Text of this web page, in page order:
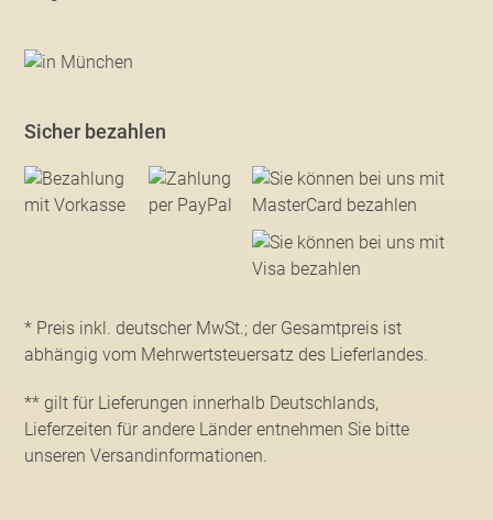
Sicher bezahlen
* Preis inkl. deutscher MwSt.; der Gesamtpreis ist
abhängig vom Mehrwertsteuersatz des Lieferlandes.
** gilt für Lieferungen innerhalb Deutschlands,
Lieferzeiten für andere Länder entnehmen Sie bitte
unseren Versandinformationen.